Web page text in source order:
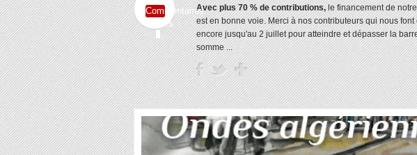
Commentaires
fermés
Avec plus 70 % de contributions,le financement de
est en bonne voie. Merci à nos contributeurs qui nous
encore jusqu'au 2 juillet pour atteindre et dépasser la
somme ...